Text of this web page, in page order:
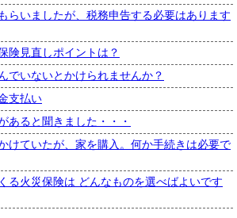
らいましたが、税務申告する必要はあります
険見直しポイントは？
でいないとかけられませんか？
支払い
あると聞きました・・・
けていたが、家を購入。何か手続きは必要で
る火災保険は どんなものを選べばよいです